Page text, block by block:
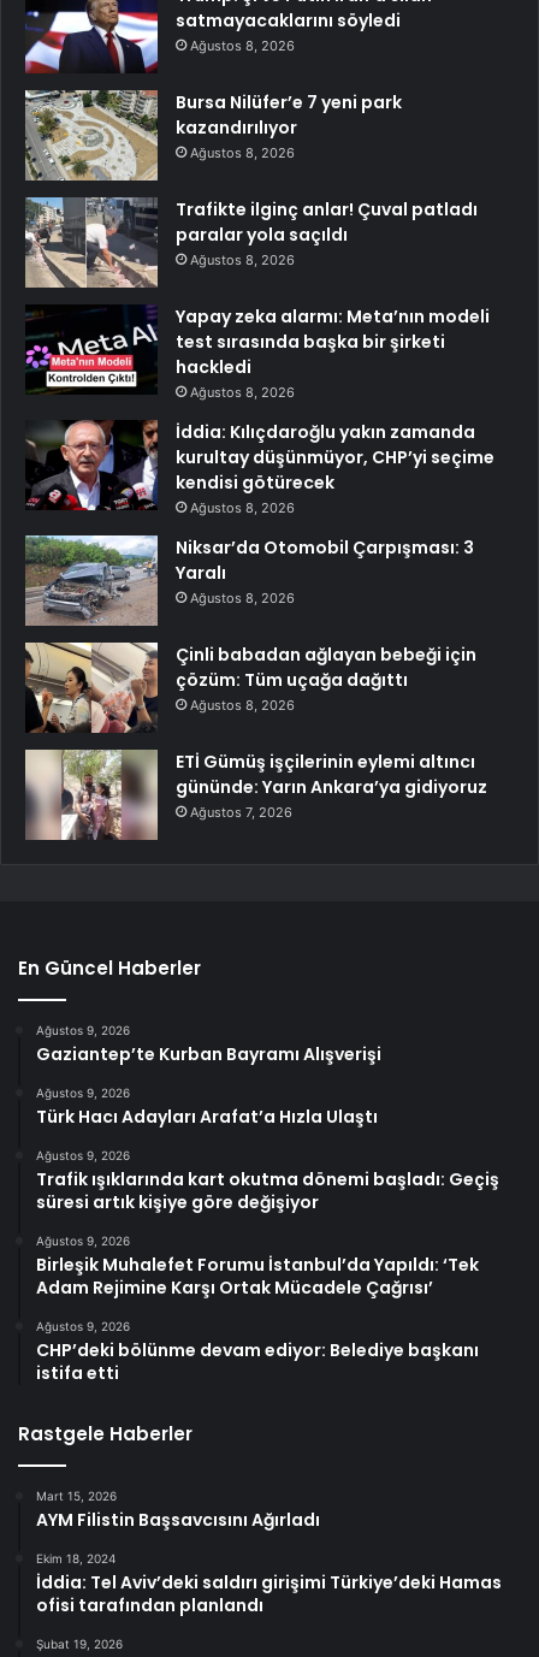
satmayacaklarını söyledi
Ağustos 8, 2026
Bursa Nilüfer’e 7 yeni park
kazandırılıyor
Ağustos 8, 2026
Trafikte ilginç anlar! Çuval patladı
paralar yola saçıldı
Ağustos 8, 2026
Yapay zeka alarmı: Meta’nın modeli
test sırasında başka bir şirketi
hackledi
Ağustos 8, 2026
İddia: Kılıçdaroğlu yakın zamanda
kurultay düşünmüyor, CHP’yi seçime
kendisi götürecek
Ağustos 8, 2026
Niksar’da Otomobil Çarpışması: 3
Yaralı
Ağustos 8, 2026
Çinli babadan ağlayan bebeği için
çözüm: Tüm uçağa dağıttı
Ağustos 8, 2026
ETİ Gümüş işçilerinin eylemi altıncı
gününde: Yarın Ankara’ya gidiyoruz
Ağustos 7, 2026
En Güncel Haberler
Ağustos 9, 2026
Gaziantep’te Kurban Bayramı Alışverişi
Ağustos 9, 2026
Türk Hacı Adayları Arafat’a Hızla Ulaştı
Ağustos 9, 2026
Trafik ışıklarında kart okutma dönemi başladı: Geçiş
süresi artık kişiye göre değişiyor
Ağustos 9, 2026
Birleşik Muhalefet Forumu İstanbul’da Yapıldı: ‘Tek
Adam Rejimine Karşı Ortak Mücadele Çağrısı’
Ağustos 9, 2026
CHP’deki bölünme devam ediyor: Belediye başkanı
istifa etti
Rastgele Haberler
Mart 15, 2026
AYM Filistin Başsavcısını Ağırladı
Ekim 18, 2024
İddia: Tel Aviv’deki saldırı girişimi Türkiye’deki Hamas
ofisi tarafından planlandı
Şubat 19, 2026